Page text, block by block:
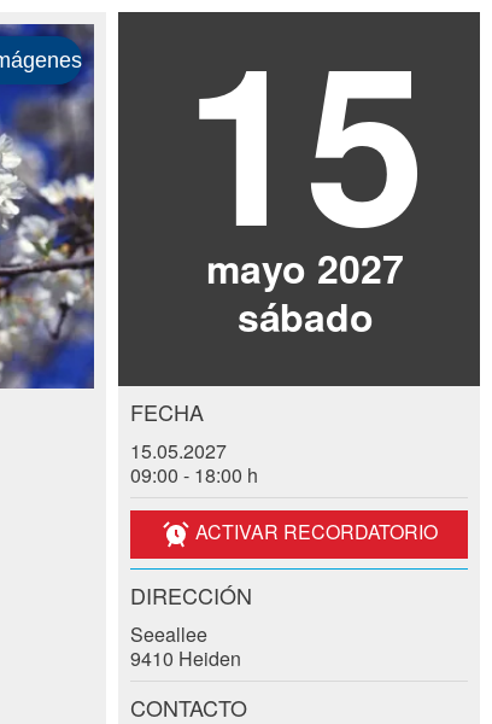
sábado
15
mayo 2027
FECHA
15.05.2027
09:00 - 18:00 h
ACTIVAR RECORDATORIO
DIRECCIÓN
Seeallee
9410 Heiden
CONTACTO